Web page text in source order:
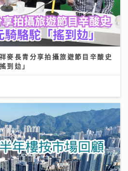
麥長青分享拍攝旅遊節目辛酸史
到攰」